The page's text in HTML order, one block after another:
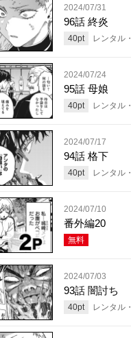
2024/07/31
96話 終炎
40pt レンタル・
2024/07/24
95話 母娘
40pt レンタル・
2024/07/17
94話 格下
40pt レンタル・
2024/07/10
番外編20
無料
2024/07/03
93話 闇討ち
40pt レンタル・